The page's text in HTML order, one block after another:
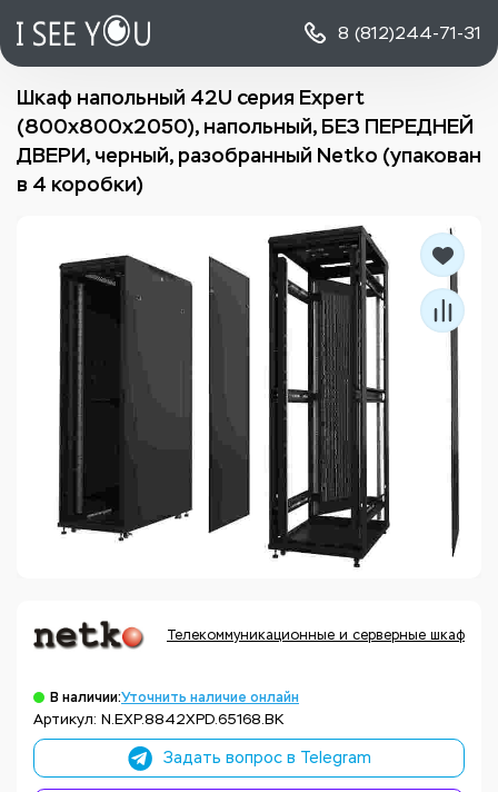
8 (812)244-71-31
Шкаф напольный 42U серия Expert
(800х800х2050), напольный, БЕЗ ПЕРЕДНЕЙ
ДВЕРИ, черный, разобранный Netko (упакован
в 4 коробки)
Телекоммуникационные и серверные шкафы,
В наличии:Уточнить наличие онлайн
Артикул: N.EXP.8842XPD.65168.BK
Задать вопрос в Telegram